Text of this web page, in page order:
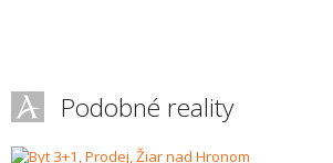
Podobné reality